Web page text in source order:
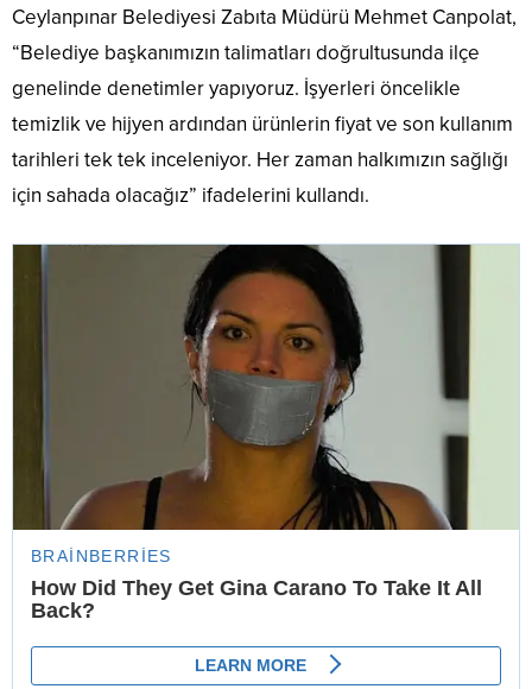
Ceylanpınar Belediyesi Zabıta Müdürü Mehmet Canpolat,
“Belediye başkanımızın talimatları doğrultusunda ilçe
genelinde denetimler yapıyoruz. İşyerleri öncelikle
temizlik ve hijyen ardından ürünlerin fiyat ve son kullanım
tarihleri tek tek inceleniyor. Her zaman halkımızın sağlığı
için sahada olacağız” ifadelerini kullandı.